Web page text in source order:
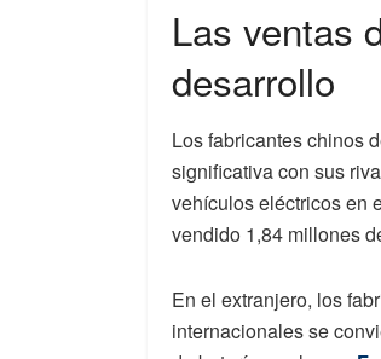
Las ventas
desarrollo
Los fabricantes chinos
significativa con sus
vehículos eléctricos en
vendido 1,84 millones
En el extranjero, los
internacionales se